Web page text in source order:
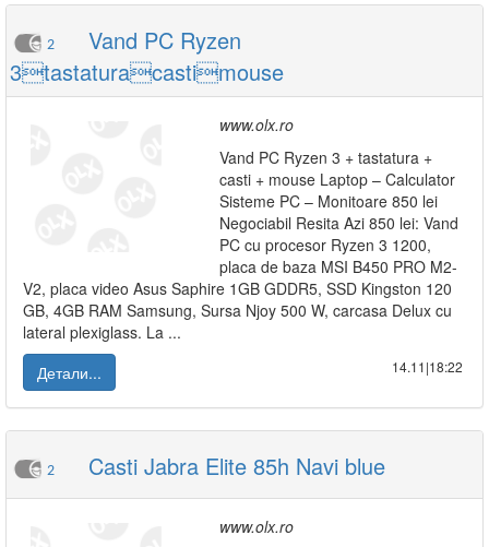
2
Vand PC Ryzen
3tastaturacastimouse
www.olx.ro
Vand PC Ryzen 3 + tastatura +
casti + mouse Laptop – Calculator
Sisteme PC – Monitoare 850 lei
Negociabil Resita Azi 850 lei: Vand
PC cu procesor Ryzen 3 1200,
placa de baza MSI B450 PRO M2-
V2, placa video Asus Saphire 1GB GDDR5, SSD Kingston 120
GB, 4GB RAM Samsung, Sursa Njoy 500 W, carcasa Delux cu
lateral plexiglass. La ...
Детали...
14.11|18:22
2 Casti Jabra Elite 85h Navi blue
www.olx.ro